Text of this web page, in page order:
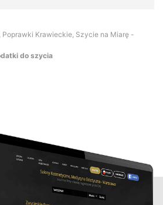
Krawieckie, Szycie na Miarę -
do szycia